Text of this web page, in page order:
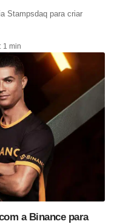
Stampsdaq para criar
1 min
a Binance para